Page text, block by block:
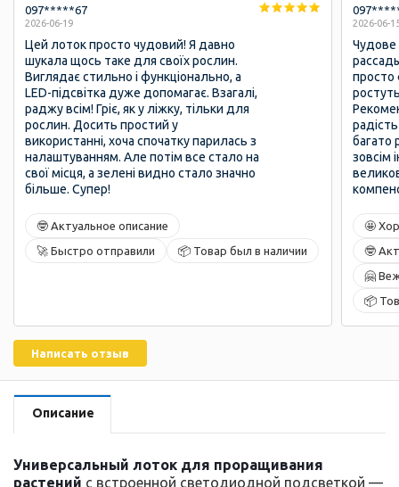
097*****67
2026-06-19
Цей лоток просто чудовий! Я давно
шукала щось таке для своїх рослин.
Виглядає стильно і функціонально, а
LED-підсвітка дуже допомагає. Взагалі,
раджу всім! Гріє, як у ліжку, тільки для
рослин. Досить простий у
використанні, хоча спочатку парилась з
налаштуванням. Але потім все стало на
свої місця, а зелені видно стало значно
більше. Супер!
🤓 Актуальное описание
🚀 Быстро отправили
📦 Товар был в наличии
2026-06-
просто
багато
зовсім
🤩
🤓
🤗
📦
Написать отзыв
Описание
Универсальный лоток для проращивания
растений с встроенной светодиодной подсветкой —